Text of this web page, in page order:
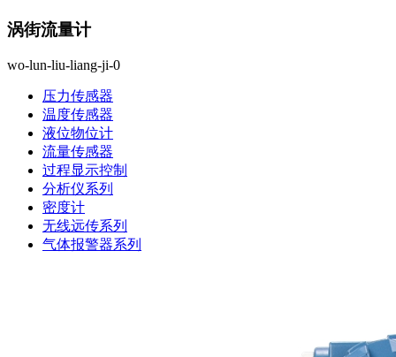
涡街流量计
wo-lun-liu-liang-ji-0
压力传感器
温度传感器
液位物位计
流量传感器
过程显示控制
分析仪系列
密度计
无线远传系列
气体报警器系列